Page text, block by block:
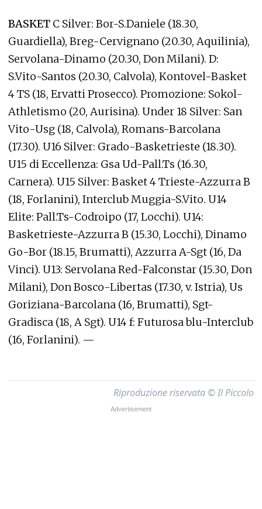
BASKET C Silver: Bor-S.Daniele (18.30,
Guardiella), Breg-Cervignano (20.30, Aquilinia),
Servolana-Dinamo (20.30, Don Milani). D:
S.Vito-Santos (20.30, Calvola), Kontovel-Basket
4 TS (18, Ervatti Prosecco). Promozione: Sokol-
Athletismo (20, Aurisina). Under 18 Silver: San
Vito-Usg (18, Calvola), Romans-Barcolana
(17.30). U16 Silver: Grado-Basketrieste (18.30).
U15 di Eccellenza: Gsa Ud-Pall.Ts (16.30,
Carnera). U15 Silver: Basket 4 Trieste-Azzurra B
(18, Forlanini), Interclub Muggia-S.Vito. U14
Elite: Pall.Ts-Codroipo (17, Locchi). U14:
Basketrieste-Azzurra B (15.30, Locchi), Dinamo
Go-Bor (18.15, Brumatti), Azzurra A-Sgt (16, Da
Vinci). U13: Servolana Red-Falconstar (15.30, Don
Milani), Don Bosco-Libertas (17.30, v. Istria), Us
Goriziana-Barcolana (16, Brumatti), Sgt-
Gradisca (18, A Sgt). U14 f: Futurosa blu-Interclub
(16, Forlanini). —
Riproduzione riservata © Il Piccolo